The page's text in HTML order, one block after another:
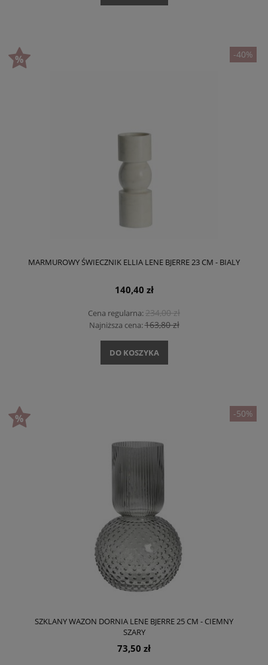
MARMUROWY ŚWIECZNIK ELLIA LENE BJERRE 23 CM - BIALY
140,40 zł
Cena regularna:234,00 zł
Najniższa cena:163,80 zł
DO KOSZYKA
-40%
SZKLANY WAZON DORNIA LENE BJERRE 25 CM - CIEMNY
SZARY
73,50 zł
-50%